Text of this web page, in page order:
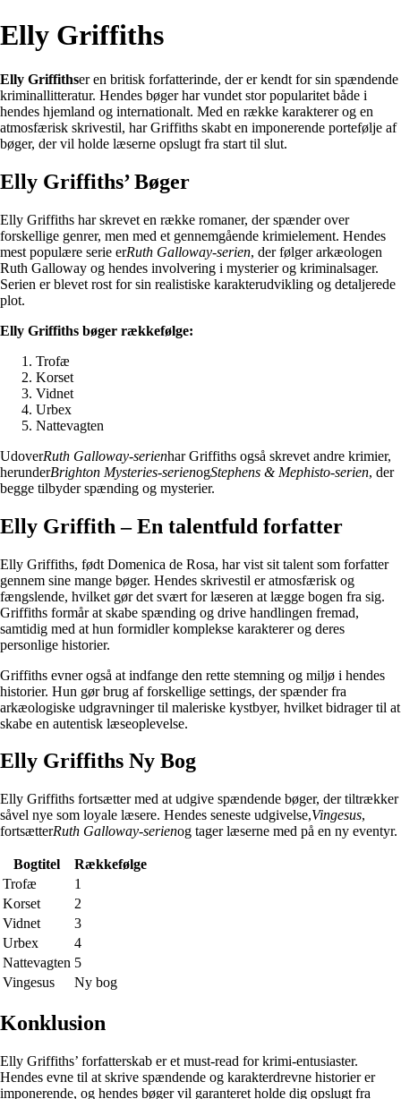
Elly Griffiths
Elly Griffithser en britisk forfatterinde, der er kendt for sin spændende
kriminallitteratur. Hendes bøger har vundet stor popularitet både i
hendes hjemland og internationalt. Med en række karakterer og en
atmosfærisk skrivestil, har Griffiths skabt en imponerende portefølje af
bøger, der vil holde læserne opslugt fra start til slut.
Elly Griffiths’ Bøger
Elly Griffiths har skrevet en række romaner, der spænder over
forskellige genrer, men med et gennemgående krimielement. Hendes
mest populære serie erRuth Galloway-serien, der følger arkæologen
Ruth Galloway og hendes involvering i mysterier og kriminalsager.
Serien er blevet rost for sin realistiske karakterudvikling og detaljerede
plot.
Elly Griffiths bøger rækkefølge:
Trofæ
Korset
Vidnet
Urbex
Nattevagten
UdoverRuth Galloway-serienhar Griffiths også skrevet andre krimier,
herunderBrighton Mysteries-serienogStephens & Mephisto-serien, der
begge tilbyder spænding og mysterier.
Elly Griffith – En talentfuld forfatter
Elly Griffiths, født Domenica de Rosa, har vist sit talent som forfatter
gennem sine mange bøger. Hendes skrivestil er atmosfærisk og
fængslende, hvilket gør det svært for læseren at lægge bogen fra sig.
Griffiths formår at skabe spænding og drive handlingen fremad,
samtidig med at hun formidler komplekse karakterer og deres
personlige historier.
Griffiths evner også at indfange den rette stemning og miljø i hendes
historier. Hun gør brug af forskellige settings, der spænder fra
arkæologiske udgravninger til maleriske kystbyer, hvilket bidrager til at
skabe en autentisk læseoplevelse.
Elly Griffiths Ny Bog
Elly Griffiths fortsætter med at udgive spændende bøger, der tiltrækker
såvel nye som loyale læsere. Hendes seneste udgivelse,Vingesus,
fortsætterRuth Galloway-serienog tager læserne med på en ny eventyr.
Bogtitel
Rækkefølge
Trofæ
1
Korset
2
Vidnet
3
Urbex
4
Nattevagten 5
Vingesus
Ny bog
Konklusion
Elly Griffiths’ forfatterskab er et must-read for krimi-entusiaster.
Hendes evne til at skrive spændende og karakterdrevne historier er
imponerende, og hendes bøger vil garanteret holde dig opslugt fra